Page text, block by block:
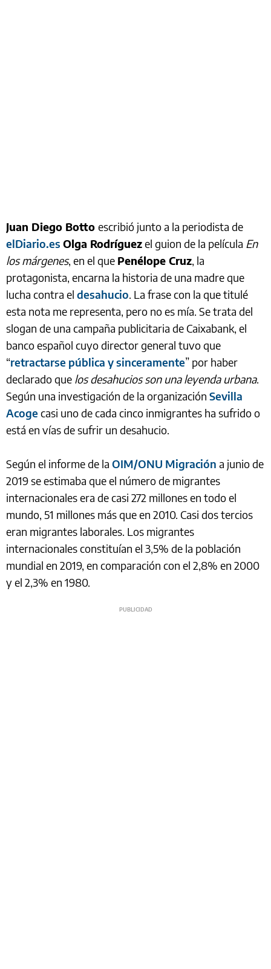
Juan Diego Botto escribió junto a la periodista de
elDiario.es Olga Rodríguezel guion de la película En
los márgenes, en el que Penélope Cruz, la
protagonista, encarna la historia de una madre que
lucha contra el desahucio. La frase con la que titulé
esta nota me representa, pero no es mía. Se trata del
slogan de una campaña publicitaria de Caixabank, el
banco español cuyo director general tuvo que
“retractarse pública y sinceramente” por haber
declarado que los desahucios son una leyenda urbana.
Según una investigación de la organización Sevilla
Acogecasi uno de cada cinco inmigrantes ha sufrido o
está en vías de sufrir un desahucio.
Según el informe de la OIM/ONU Migración a junio de
2019 se estimaba que el número de migrantes
internacionales era de casi 272 millones en todo el
mundo, 51 millones más que en 2010. Casi dos tercios
eran migrantes laborales. Los migrantes
internacionales constituían el 3,5% de la población
mundial en 2019, en comparación con el 2,8% en 2000
y el 2,3% en 1980.